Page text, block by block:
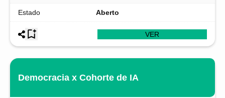
Estado Aberto
VER
Democracia x Cohorte de IA